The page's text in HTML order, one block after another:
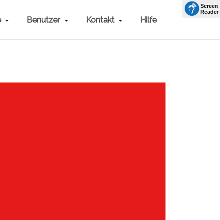
Benutzer Kontakt Hilfe